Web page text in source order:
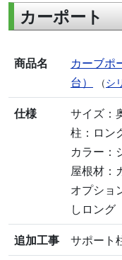
カーポート
商品名
カーブポ
台）
（シ
仕様
サイズ：
柱：ロン
カラー：
屋根材：
オプショ
しロング
追加工事
サポート